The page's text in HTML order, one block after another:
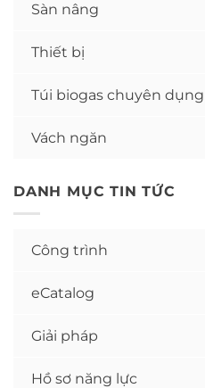
Sàn nâng
Thiết bị
Túi biogas chuyên dụng
Vách ngăn
DANH MỤC TIN TỨC
Công trình
eCatalog
Giải pháp
Hồ sơ năng lực